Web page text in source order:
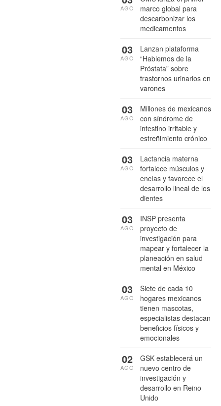
marco global para
descarbonizar los
medicamentos
AGO
Lanzan plataforma
“Hablemos de la
Próstata” sobre
trastornos urinarios en
varones
03
AGO
Millones de mexicanos
con síndrome de
intestino irritable y
estreñimiento crónico
03
AGO
Lactancia materna
fortalece músculos y
encías y favorece el
desarrollo lineal de los
dientes
03
AGO
INSP presenta
proyecto de
investigación para
mapear y fortalecer la
planeación en salud
mental en México
03
AGO
Siete de cada 10
hogares mexicanos
tienen mascotas,
especialistas destacan
beneficios físicos y
emocionales
03
AGO
GSK establecerá un
nuevo centro de
investigación y
desarrollo en Reino
Unido
02
AGO